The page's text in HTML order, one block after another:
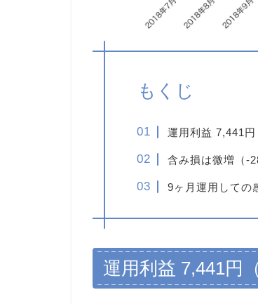
もくじ
運用利益 7,441円
含み損は微増（-
9ヶ月運用しての
運用利益 7,441円